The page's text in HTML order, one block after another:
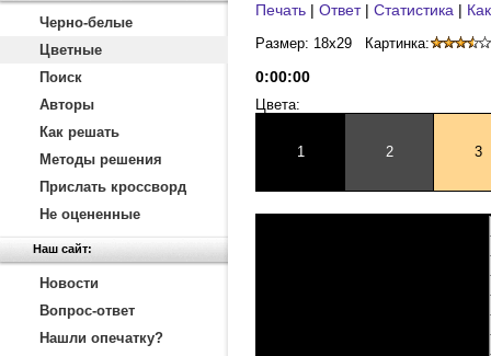
Черно-белые
Цветные
Поиск
Авторы
Как решать
Методы решения
Прислать кроссворд
Не оцененные
Наш сайт:
Новости
Вопрос-ответ
Нашли опечатку?
Печать | Ответ| Статистика |
Размер: 18x29 Картинка:
0:00:00
Цвета:
1 2 3